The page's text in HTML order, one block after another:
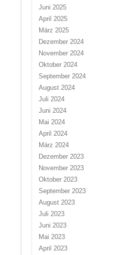
Juni 2025
April 2025
März 2025
Dezember 2024
November 2024
Oktober 2024
September 2024
August 2024
Juli 2024
Juni 2024
Mai 2024
April 2024
März 2024
Dezember 2023
November 2023
Oktober 2023
September 2023
August 2023
Juli 2023
Juni 2023
Mai 2023
April 2023